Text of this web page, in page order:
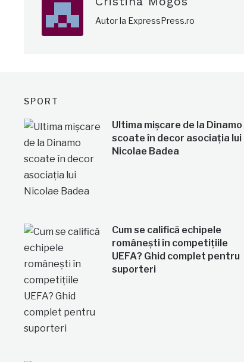
Autor la ExpressPress.ro
SPORT
Ultima mișcare de la Dinamo
scoate în decor asociația lui
Nicolae Badea
Cum se califică echipele
românești în competițiile
UEFA? Ghid complet pentru
suporteri